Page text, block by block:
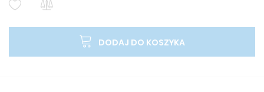
DODAJ DO KOSZYKA